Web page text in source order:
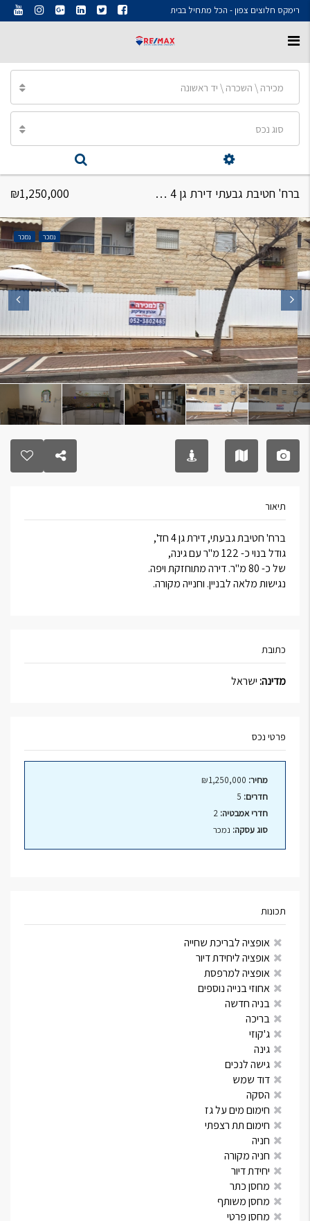
רימקס חלוצים צפון - הכל מתחיל בבית
מכירה \ השכרה \ יד ראשונה
סוג נכס
ברח' חטיבת גבעתי דירת גן 4 חד' ₪1,250,000
נמכר נמכר
תיאור
ברח' חטיבת גבעתי, דירת גן 4 חד',
גודל בנוי כ- 122 מ"ר עם גינה,
של כ- 80 מ"ר. דירה מתוחזקת ויפה.
נגישות מלאה לבניין. וחנייה מקורה.
כתובת
מדינה:ישראל
פרטי נכס
מחיר:
חדרים:
חדרי אמבטיה:
סוג עסקה: נמכר
תכונות
אופציה לבריכת שחייה
אופציה ליחידת דיור
אופציה למרפסת
אחוזי בנייה נוספים
בניה חדשה
בריכה
ג'קוזי
גינה
גישה לנכים
דוד שמש
הסקה
חימום מים על גז
חימום תת רצפתי
חניה
חניה מקורה
יחידת דיור
מחסן כתר
מחסן משותף
מחסן פרטי